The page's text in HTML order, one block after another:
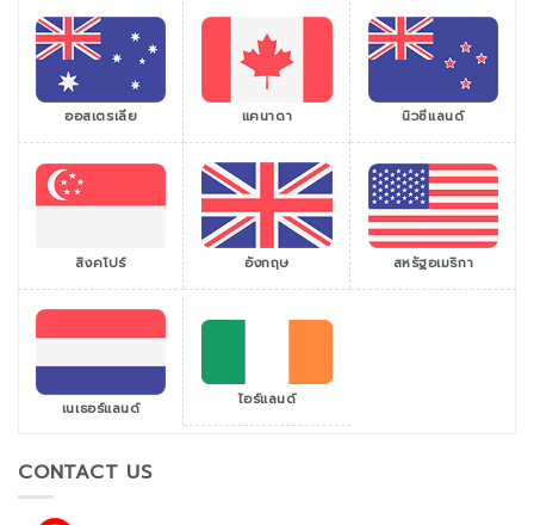
ออสเตรเลีย แคนาดา นิวซีแลนด์
สิงคโปร์ อังกฤษ สหรัฐอเมริกา
เนเธอร์แลนด์ ไอร์แลนด์
CONTACT US